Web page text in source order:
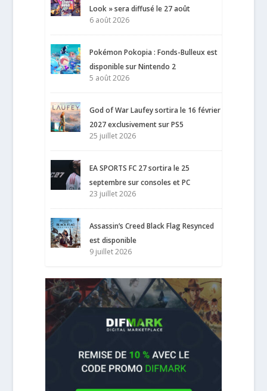
Look » sera diffusé le 27 août
6 août 2026
Pokémon Pokopia : Fonds-Bulleux est
disponible sur Nintendo 2
5 août 2026
God of War Laufey sortira le 16 février
2027 exclusivement sur PS5
25 juillet 2026
EA SPORTS FC 27 sortira le 25
septembre sur consoles et PC
23 juillet 2026
Assassin’s Creed Black Flag Resynced
est disponible
9 juillet 2026